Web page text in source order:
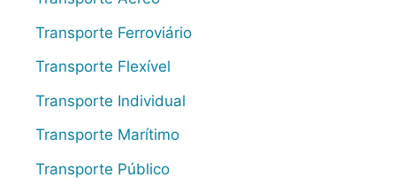
Transporte Ferroviário
Transporte Flexível
Transporte Individual
Transporte Marítimo
Transporte Público